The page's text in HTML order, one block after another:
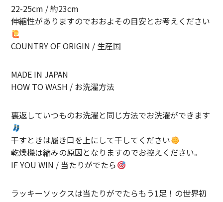
22-25cm / 約23cm
伸縮性がありますのでおおよその目安とお考えください
COUNTRY OF ORIGIN / 生産国
MADE IN JAPAN
HOW TO WASH / お洗濯方法
裏返していつものお洗濯と同じ方法でお洗濯ができます
干すときは履き口を上にして干してください
乾燥機は縮みの原因となりますのでお控えください。
IF YOU WIN / 当たりがでたら
ラッキーソックスは当たりがでたらもう1足！の世界初